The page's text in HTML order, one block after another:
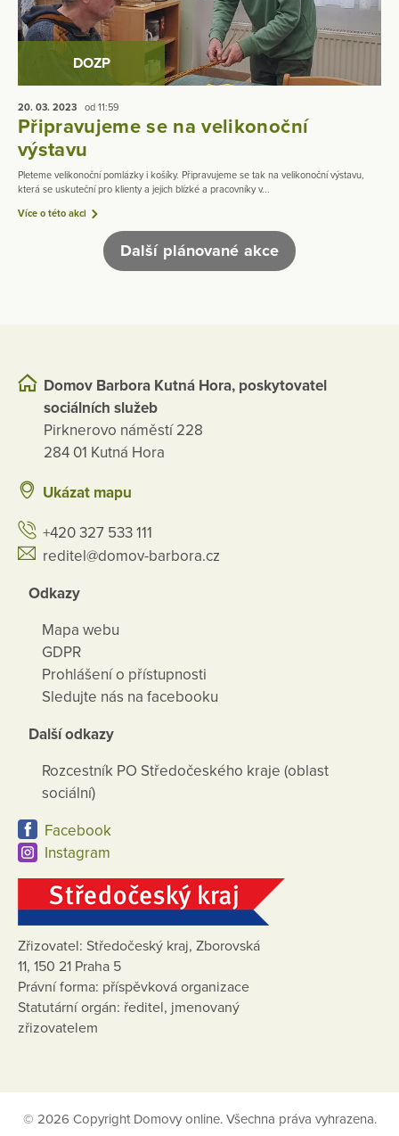
DOZP
20. 03. 2023 od 11:59
Připravujeme se na velikonoční
výstavu
Pleteme velikonoční pomlázky i košíky. Připravujeme se tak na velikonoční výstavu,
která se uskuteční pro klienty a jejich blízké a pracovníky v...
Více o této akci
Další plánované akce
Domov Barbora Kutná Hora, poskytovatel
sociálních služeb
Pirknerovo náměstí 228
284 01 Kutná Hora
Ukázat mapu
+420 327 533 111
reditel@domov-barbora.cz
Odkazy
Mapa webu
GDPR
Prohlášení o přístupnosti
Sledujte nás na facebooku
Další odkazy
Rozcestník PO Středočeského kraje (oblast
sociální)
Facebook
Instagram
Zřizovatel: Středočeský kraj, Zborovská
11, 150 21 Praha 5
Právní forma: příspěvková organizace
Statutární orgán: ředitel, jmenovaný
zřizovatelem
© 2026 Copyright Domovy online. Všechna práva vyhrazena.